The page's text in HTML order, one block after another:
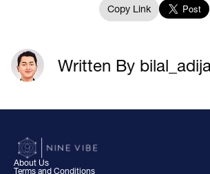
Copy Link
Written By
About Us
Terms and Conditions